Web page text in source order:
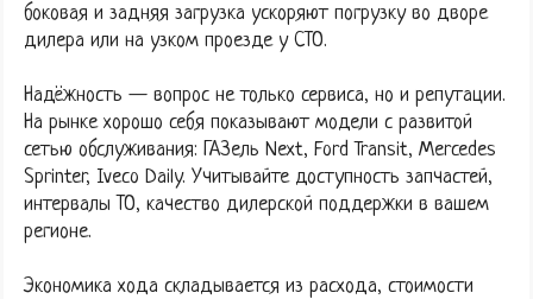
боковая и задняя загрузка ускоряют погрузку во дворе
дилера или на узком проезде у СТО.
Надёжность — вопрос не только сервиса, но и репутации.
На рынке хорошо себя показывают модели с развитой
сетью обслуживания: ГАЗель Next, Ford Transit, Mercedes
Sprinter, Iveco Daily. Учитывайте доступность запчастей,
интервалы ТО, качество дилерской поддержки в вашем
регионе.
Экономика хода складывается из расхода, стоимости